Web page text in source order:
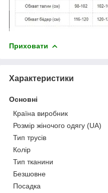
Приховати
Характеристики
Основні
Країна виробник
Розмір жіночого одягу (UA)
Тип трусів
Колір
Тип тканини
Безшовне
Посадка